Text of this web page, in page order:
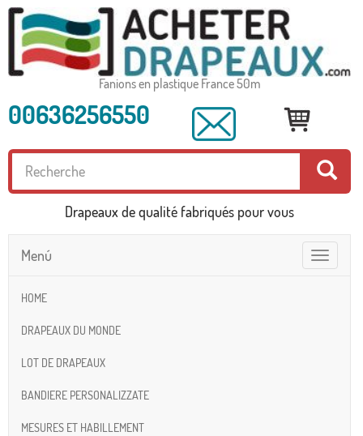
Fanions en plastique France 50m
00636256550
Drapeaux de qualité fabriqués pour vous
Toggle
navigation
Menú
HOME
DRAPEAUX DU MONDE
LOT DE DRAPEAUX
BANDIERE PERSONALIZZATE
MESURES ET HABILLEMENT